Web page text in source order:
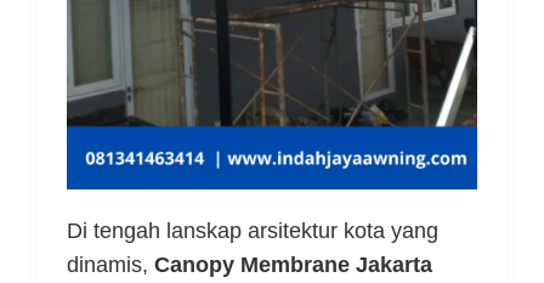
Di tengah lanskap arsitektur kota yang
dinamis, Canopy Membrane Jakarta